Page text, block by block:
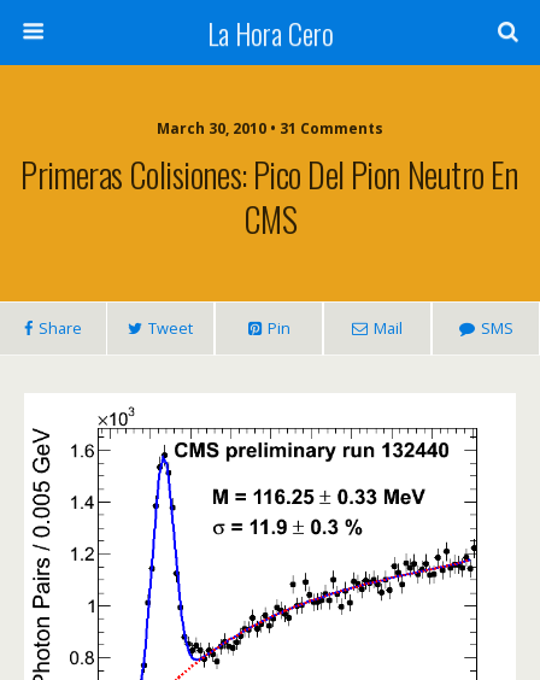
La Hora Cero
March 30, 2010 • 31 Comments
Primeras Colisiones: Pico Del Pion Neutro En
CMS
Share Tweet Pin Mail SMS